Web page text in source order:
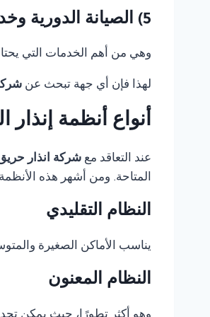
5) الصيانة الدورية وخدمة ما بعد البيع
وهي من أهم الخدمات التي
لهذا فإن أي جهة تبحث عن
أنواع أنظمة
عند التعاقد مع شركة انذار
المتاحة. ومن أشهر هذه
النظام التقليدي
يناسب الأماكن الصغيرة
النظام المعنون